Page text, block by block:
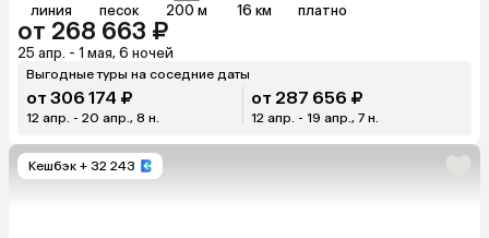
линия песок 200 м 16 км платно
от 268 663 ₽
25 апр. - 1 мая, 6 ночей
Выгодные туры на соседние даты
от 306 174 ₽
12 апр. - 20 апр., 8 н.
от 287 656 ₽
12 апр. - 19 апр., 7 н.
Кешбэк + 32 243